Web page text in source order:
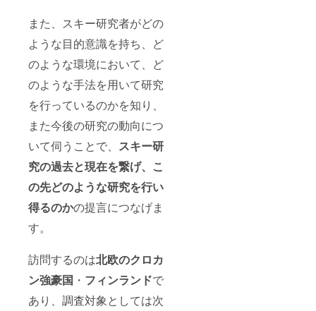
また、スキー研究者がどの
ような目的意識を持ち、ど
のような環境において、ど
のような手法を用いて研究
を行っているのかを知り、
また今後の研究の動向につ
いて伺うことで、 スキー研
究の過去と現在を繋げ、こ
の先どのような研究を行い
得るのかの提言につなげま
す。
訪問するのは北欧のクロカ
ン強豪国 ・ フィンランドで
あり、調査対象としては次